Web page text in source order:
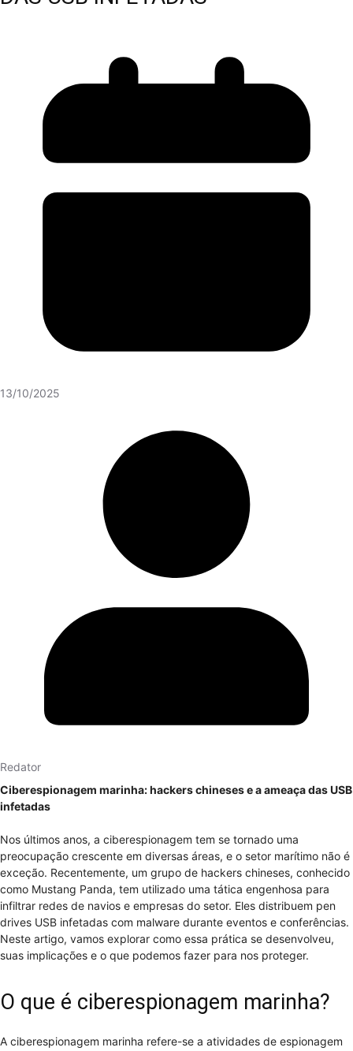
13/10/2025
Redator
Ciberespionagem marinha: hackers chineses e a ameaça das USB
infetadas
Nos últimos anos, a ciberespionagem tem se tornado uma
preocupação crescente em diversas áreas, e o setor marítimo não é
exceção. Recentemente, um grupo de hackers chineses, conhecido
como Mustang Panda, tem utilizado uma tática engenhosa para
infiltrar redes de navios e empresas do setor. Eles distribuem pen
drives USB infetadas com malware durante eventos e conferências.
Neste artigo, vamos explorar como essa prática se desenvolveu,
suas implicações e o que podemos fazer para nos proteger.
O que é ciberespionagem marinha?
A ciberespionagem marinha refere-se a atividades de espionagem